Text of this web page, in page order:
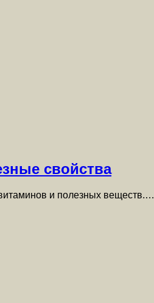
свойства
и полезных веществ.…